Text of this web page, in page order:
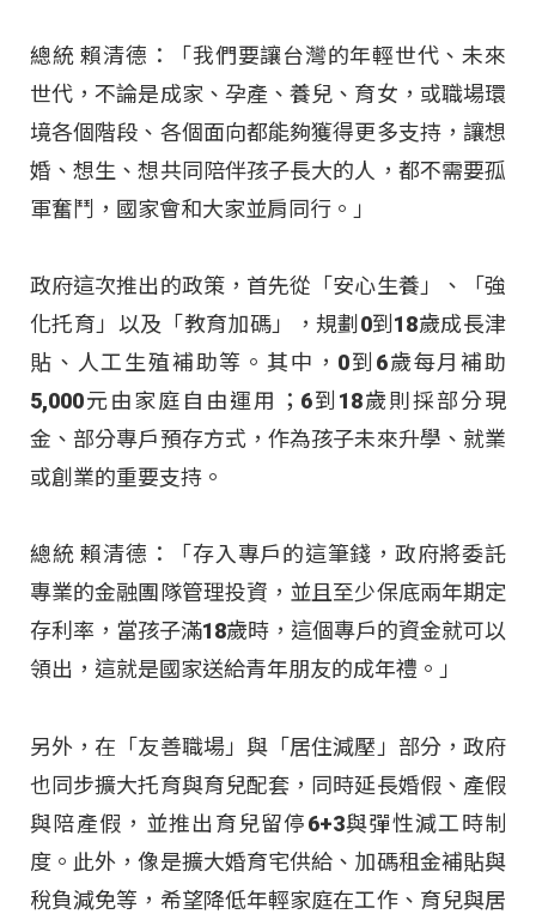
總統 賴清德：「我們要讓台灣的年輕世代、未來
世代，不論是成家、孕產、養兒、育女，或職場環
境各個階段、各個面向都能夠獲得更多支持，讓想
婚、想生、想共同陪伴孩子長大的人，都不需要孤
軍奮鬥，國家會和大家並肩同行。」
政府這次推出的政策，首先從「安心生養」、「強
化托育」以及「教育加碼」，規劃0到18歲成長津
貼、人工生殖補助等。其中，0到6歲每月補助
5,000元由家庭自由運用；6到18歲則採部分現
金、部分專戶預存方式，作為孩子未來升學、就業
或創業的重要支持。
總統 賴清德：「存入專戶的這筆錢，政府將委託
專業的金融團隊管理投資，並且至少保底兩年期定
存利率，當孩子滿18歲時，這個專戶的資金就可以
領出，這就是國家送給青年朋友的成年禮。」
另外，在「友善職場」與「居住減壓」部分，政府
也同步擴大托育與育兒配套，同時延長婚假、產假
與陪產假，並推出育兒留停6+3與彈性減工時制
度。此外，像是擴大婚育宅供給、加碼租金補貼與
稅負減免等，希望降低年輕家庭在工作、育兒與居